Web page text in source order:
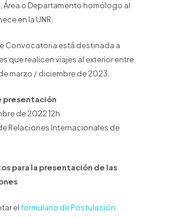
Área o Departamento homólogo al
en la UNR.
Convocatoria está destinada a
que realicen viajes al exterior entre
marzo / diciembre de 2023.
presentación
de 2022 12h
Relaciones Internacionales de
para la presentación de las
elformulario de Postulación